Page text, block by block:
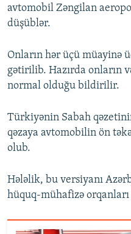
avtomobil Zəngilan
düşüblər.
Onların hər üçü müayinə
gətirilib. Hazırda onların
normal olduğu bildirilir.
Türkiyənin Sabah
qəzaya avtomobilin ön
olub.
Hələlik, bu versiyanı
hüquq-mühafizə